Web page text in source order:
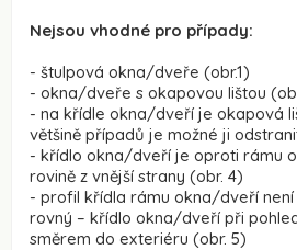
Nejsou vhodné pro případy:
- štulpová okna/dveře (obr.1)
- okna/dveře s okapovou lištou
- na křídle okna/dveří je okapová
většině případů je možné ji
- křídlo okna/dveří je oproti rámu
rovině z vnější strany (obr. 4)
- profil křídla rámu okna/dveří
rovný – křídlo okna/dveří při
směrem do exteriéru (obr. 5)